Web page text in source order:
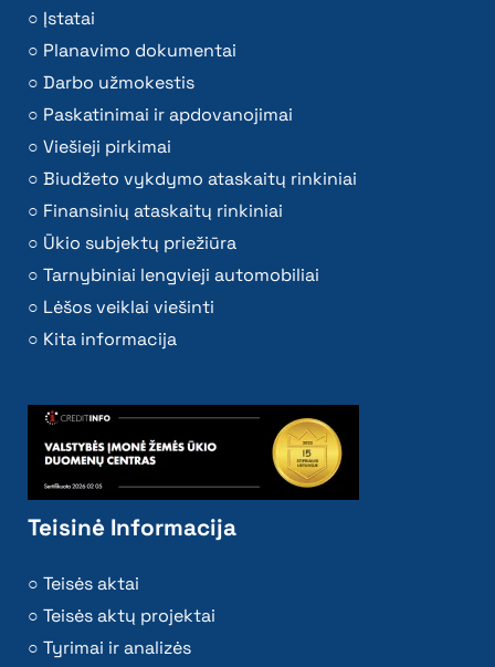
Įstatai
Planavimo dokumentai
Darbo užmokestis
Paskatinimai ir apdovanojimai
Viešieji pirkimai
Biudžeto vykdymo ataskaitų rinkiniai
Finansinių ataskaitų rinkiniai
Ūkio subjektų priežiūra
Tarnybiniai lengvieji automobiliai
Lėšos veiklai viešinti
Kita informacija
Teisinė Informacija
Teisės aktai
Teisės aktų projektai
Tyrimai ir analizės